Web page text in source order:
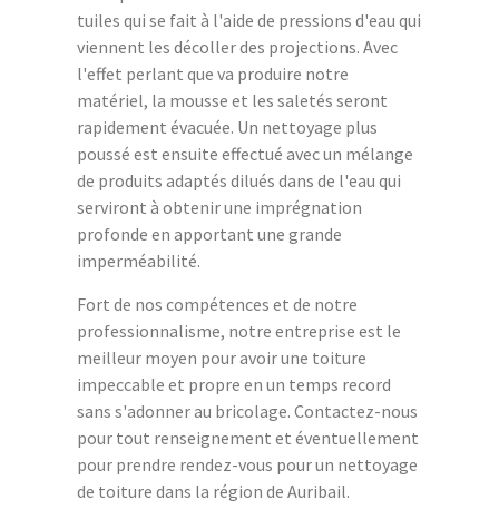
tuiles qui se fait à l'aide de pressions d'eau qui
viennent les décoller des projections. Avec
l'effet perlant que va produire notre
matériel, la mousse et les saletés seront
rapidement évacuée. Un nettoyage plus
poussé est ensuite effectué avec un mélange
de produits adaptés dilués dans de l'eau qui
serviront à obtenir une imprégnation
profonde en apportant une grande
imperméabilité.
Fort de nos compétences et de notre
professionnalisme, notre entreprise est le
meilleur moyen pour avoir une toiture
impeccable et propre en un temps record
sans s'adonner au bricolage. Contactez-nous
pour tout renseignement et éventuellement
pour prendre rendez-vous pour un nettoyage
de toiture dans la région de Auribail.